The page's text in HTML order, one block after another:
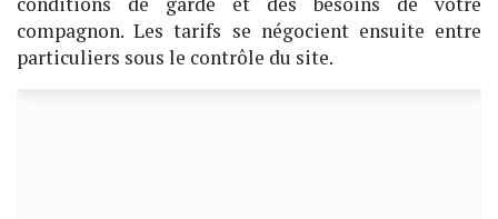
compagnon. Les tarifs se négocient ensuite entre
particuliers sous le contrôle du site.